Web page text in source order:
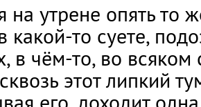
на утрене опять то
какой-то суете,
в чём-то, во
этот липкий